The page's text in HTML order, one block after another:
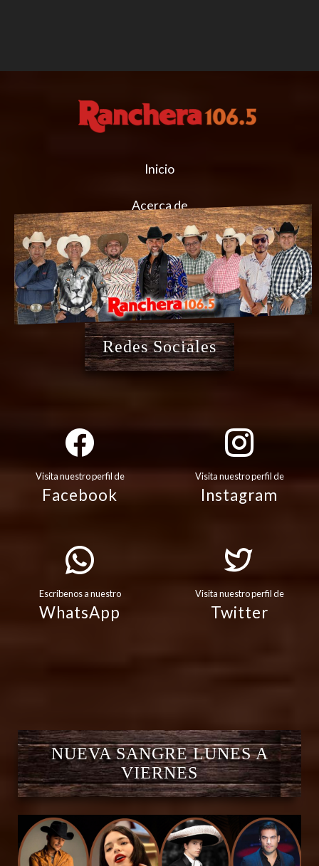
Inicio
Acerca de
Redes Sociales
Visita nuestro perfil de
Facebook
Visita nuestro perfil de
Instagram
Escribenos a nuestro
WhatsApp
Visita nuestro perfil de
Twitter
NUEVA SANGRE LUNES A
VIERNES